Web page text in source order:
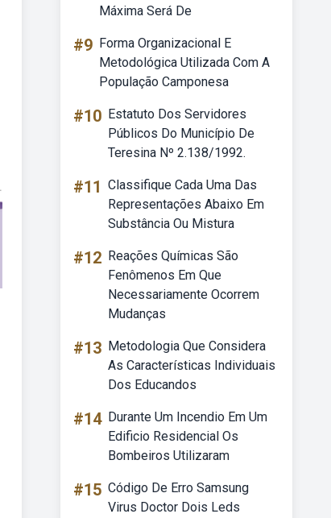
Máxima Será De
#9 Forma Organizacional E
Metodológica Utilizada Com A
População Camponesa
#10 Estatuto Dos Servidores
Públicos Do Município De
Teresina Nº 2.138/1992.
#11 Classifique Cada Uma Das
Representações Abaixo Em
Substância Ou Mistura
#12 Reações Químicas São
Fenômenos Em Que
Necessariamente Ocorrem
Mudanças
#13 Metodologia Que Considera
As Características Individuais
Dos Educandos
#14 Durante Um Incendio Em Um
Edificio Residencial Os
Bombeiros Utilizaram
#15 Código De Erro Samsung
Virus Doctor Dois Leds